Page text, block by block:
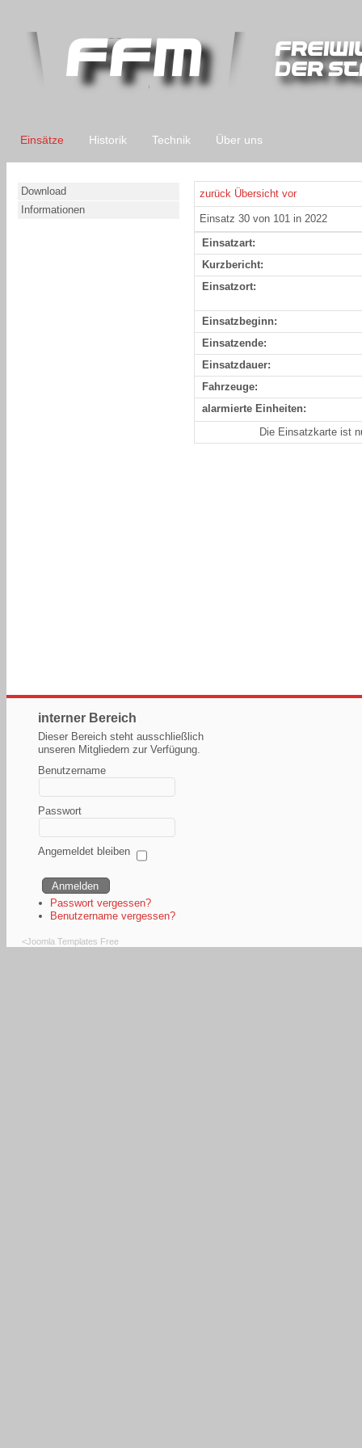
Einsätze Historik Technik Über uns
Download
Informationen
zurück Übersicht vor
Einsatz 30 von 101 in 2022
Einsatzart:
Kurzbericht:
Einsatzort:
Einsatzbeginn:
Einsatzende:
Einsatzdauer:
Fahrzeuge:
alarmierte Einheiten:
Die Einsatzkarte ist
interner Bereich
Dieser Bereich steht ausschließlich
unseren Mitgliedern zur Verfügung.
Benutzername
Passwort
Angemeldet bleiben
Passwort vergessen?
Benutzername vergessen?
<Joomla Templates Free